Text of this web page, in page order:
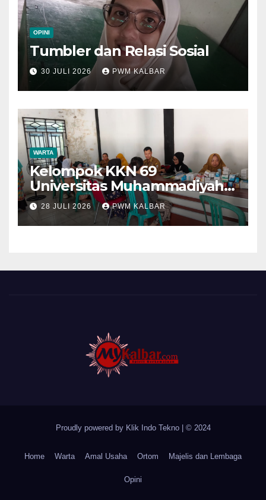
OPINI
Tumbler dan Relasi Sosial
30 JULI 2026 PWM KALBAR
WARTA
Kelompok KKN 69
Universitas Muhammadiyah
Pontianak Dibagi Dua Tim,
Cat Bangunan dan Dampingi
Pelayanan Posyandu Lansia
28 JULI 2026 PWM KALBAR
Proudly powered by Klik Indo Tekno © 2024
Home Warta Amal Usaha Ortom Majelis dan Lembaga
Opini